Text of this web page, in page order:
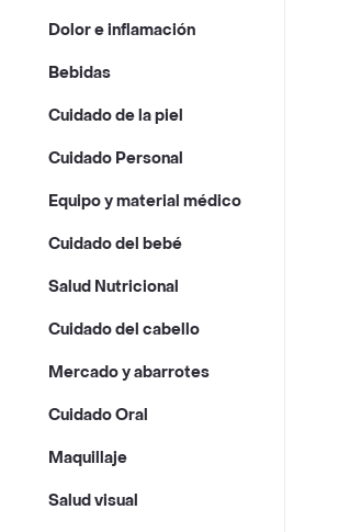
Dolor e inflamación
Bebidas
Cuidado de la piel
Cuidado Personal
Equipo y material médico
Cuidado del bebé
Salud Nutricional
Cuidado del cabello
Mercado y abarrotes
Cuidado Oral
Maquillaje
Salud visual